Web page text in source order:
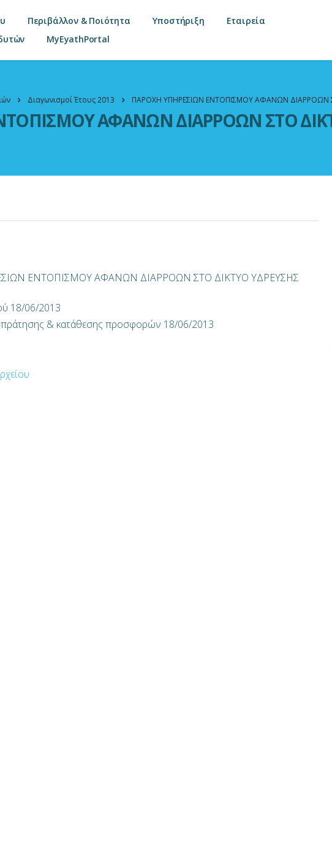
Περιβάλλον & Ποιότητα Υποστήριξη
Εταιρεία
MyEyathPortal
Διαγωνισμοί Έτους 2013 ΠΑΡΟΧΗ ΥΠΗΡΕΣΙΩΝ ΕΝΤΟΠΙΣΜΟΥ ΑΦΑΝΩΝ ΔΙΑΡΡΟΩΝ
ΑΦΑΝΩΝ ΔΙΑΡΡΟΩΝ ΣΤΟ
ΕΝΤΟΠΙΣΜΟΥ ΑΦΑΝΩΝ ΔΙΑΡΡΟΩΝ ΣΤΟ ΔΙΚΤΥΟ ΥΔΡΕΥΣΗΣ
18/06/2013
& κατάθεσης προσφορών 18/06/2013